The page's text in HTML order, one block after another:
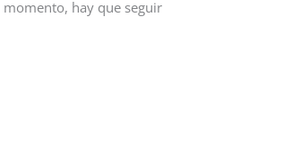
hay que seguir